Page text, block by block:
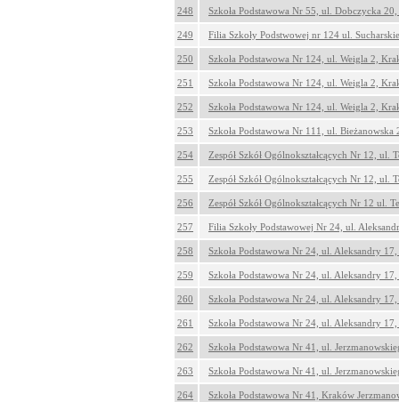
248 Szkoła Podstawowa Nr 55, ul. Dobczycka
249 Filia Szkoły Podstwowej nr 124 ul.
250 Szkoła Podstawowa Nr 124, ul. Weigla 2,
251 Szkoła Podstawowa Nr 124, ul. Weigla 2,
252 Szkoła Podstawowa Nr 124, ul. Weigla 2,
253 Szkoła Podstawowa Nr 111, ul.
254 Zespół Szkół Ogólnokształcących Nr 12, ul.
255 Zespół Szkół Ogólnokształcących Nr 12, ul.
256 Zespół Szkół Ogólnokształcących Nr 12 ul.
257 Filia Szkoły Podstawowej Nr 24, ul.
258 Szkoła Podstawowa Nr 24, ul. Aleksandry
259 Szkoła Podstawowa Nr 24, ul. Aleksandry
260 Szkoła Podstawowa Nr 24, ul. Aleksandry
261 Szkoła Podstawowa Nr 24, ul. Aleksandry
262 Szkoła Podstawowa Nr 41, ul.
263 Szkoła Podstawowa Nr 41, ul.
264 Szkoła Podstawowa Nr 41, Kraków